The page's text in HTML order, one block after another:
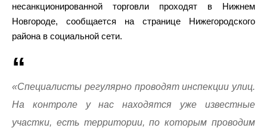
несанкционированной торговли проходят в Нижнем
Новгороде, сообщается на странице Нижегородского
района в социальной сети.
«Специалисты регулярно проводят инспекции улиц.
На контроле у нас находятся уже известные
участки, есть территории, по которым проводим